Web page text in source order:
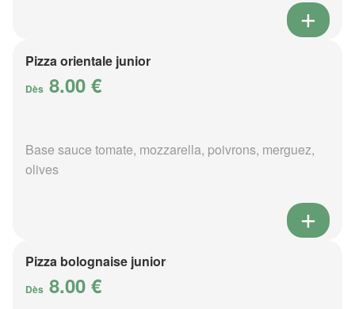
Pizza orientale junior
Dès 8.00 €
Base sauce tomate, mozzarella, poivrons, merguez,
olives
Pizza bolognaise junior
Dès 8.00 €